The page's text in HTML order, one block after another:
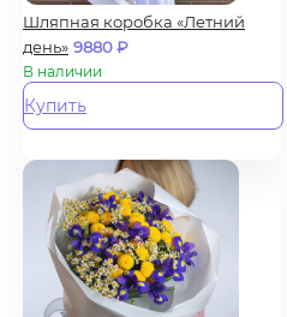
Шляпная коробка «Летний
день» 9880₽
В наличии
Купить